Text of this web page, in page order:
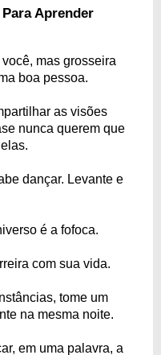
Aprender
mas grosseira
boa pessoa.
as visões
nunca querem que
dançar. Levante e
é a fofoca.
com sua vida.
tome um
na mesma noite.
em uma palavra, a